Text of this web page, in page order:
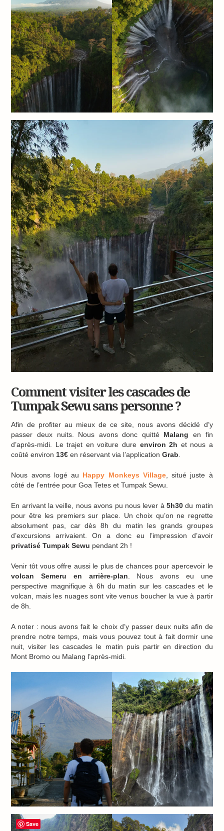
Comment visiter les cascades de
Tumpak Sewu sans personne ?
Afin de profiter au mieux de ce site, nous avons décidé d’y
passer deux nuits. Nous avons donc quitté Malang en fin
d’après-midi. Le trajet en voiture dure environ 2h et nous a
coûté environ 13€ en réservant via l’applicationGrab
Nous avons logé au Happy Monkeys Village, situé juste à
côté de l’entrée pour Goa Tetes et Tumpak Sewu.
En arrivant la veille, nous avons pu nous lever à 5h30du matin
pour être les premiers sur place. Un choix qu’on ne regrette
absolument pas, car dès 8h du matin les grands groupes
d’excursions arrivaient. On a donc eu l’impression d’avoir
privatisé Tumpak Sewu pendant 2h !
Venir tôt vous offre aussi le plus de chances pour apercevoir le
volcan Semeru en arrière-plan . Nous avons eu une
perspective magnifique à 6h du matin sur les cascades et le
volcan, mais les nuages sont vite venus boucher la vue à partir
de 8h.
A noter : nous avons fait le choix d’y passer deux nuits afin de
prendre notre temps, mais vous pouvez tout à fait dormir une
nuit, visiter les cascades le matin puis partir en direction du
Mont Bromo ou Malang l’après-midi.
Save